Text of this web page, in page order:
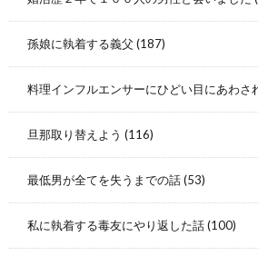
孫娘に執着する義父 (187)
料理インフルエンサーにひどい目にあわさ
旦那取り替えよう (116)
最低男が全てを失うまでの話(53)
私に執着する毒友にやり返した話(100)